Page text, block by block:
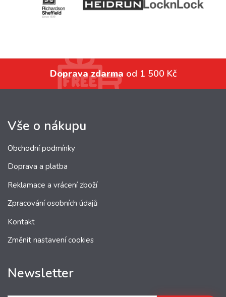
Doprava zdarma od 1 500 Kč
Vše o nákupu
Obchodní podmínky
Doprava a platba
Reklamace a vrácení zboží
Zpracování osobních údajů
Kontakt
Změnit nastavení cookies
Newsletter